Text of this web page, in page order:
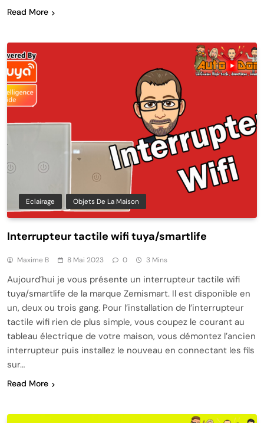
Read More
Eclairage Objets De La Maison
Interrupteur tactile wifi tuya/smartlife
Maxime B 8 Mai 2023 0 3 Mins
Aujourd’hui je vous présente un interrupteur tactile wifi
tuya/smartlife de la marque Zemismart. Il est disponible en
un, deux ou trois gang. Pour l’installation de l’interrupteur
tactile wifi rien de plus simple, vous coupez le courant au
tableau électrique de votre maison, vous démontez l’ancien
interrupteur puis installez le nouveau en connectant les fils
sur…
Read More